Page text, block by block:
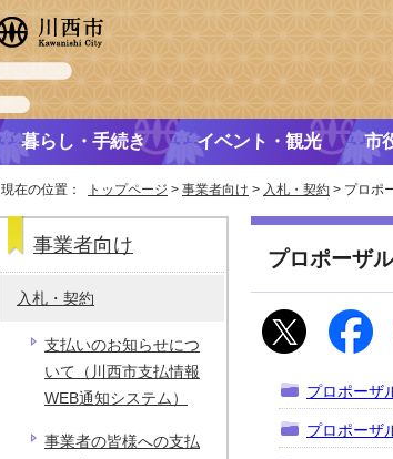
暮らし・手続き イベント・観光 市
現在の位置： トップページ > 事業者向け > 入札・契約 > プロポ
プロポーザル
プロポーザ
プロポーザ
事業者向け
入札・契約
支払いのお知らせにつ
いて（川西市支払情報
WEB通知システム）
事業者の皆様への支払